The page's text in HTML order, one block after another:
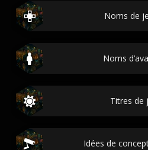
Noms de
Noms
Titres de
Idées de